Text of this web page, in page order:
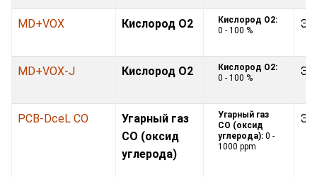
MD+VOX Кислород O2
Кислород O2:
0 - 100 %
MD+VOX-J Кислород O2
Кислород O2:
0 - 100 %
PCB-DceL CO
Угарный газ
CO (оксид
углерода)
Угарный газ
CO (оксид
углерода): 0 -
1000 ppm